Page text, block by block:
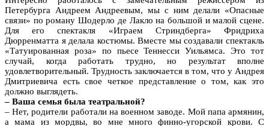
Петербурга Андреем Андреевым, мы с ним делали «Опасные
связи» по роману Шодерло де Лакло на большой и малой сцене.
Для его спектакля «Играем Стриндберга» Фридриха
Дюрренматта я делала костюмы. Вместе мы создавали спектакль
«Татуированная роза» по пьесе Теннесси Уильямса. Это тот
случай, когда работать трудно, но результат вполне
удовлетворительный. Трудность заключается в том, что у Андрея
Дмитриевича есть свое четкое представление о том, как это
должно выглядеть.
– Ваша семья была театральной?
– Нет, родители работали на военном заводе. Мой папа армянин,
а мама из мордвы, во мне много финно-угорской крови. С